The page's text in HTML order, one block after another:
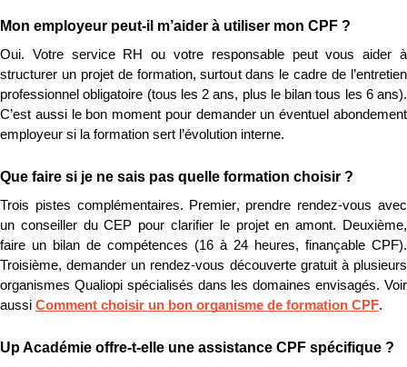
Mon employeur peut-il m’aider à utiliser mon CPF ?
Oui. Votre service RH ou votre responsable peut vous aider à
structurer un projet de formation, surtout dans le cadre de l’entretien
professionnel obligatoire (tous les 2 ans, plus le bilan tous les 6 ans).
C’est aussi le bon moment pour demander un éventuel abondement
employeur si la formation sert l’évolution interne.
Que faire si je ne sais pas quelle formation choisir ?
Trois pistes complémentaires. Premier, prendre rendez-vous avec
un conseiller du CEP pour clarifier le projet en amont. Deuxième,
faire un bilan de compétences (16 à 24 heures, finançable CPF).
Troisième, demander un rendez-vous découverte gratuit à plusieurs
organismes Qualiopi spécialisés dans les domaines envisagés. Voir
aussi Comment choisir un bon organisme de formation CPF.
Up Académie offre-t-elle une assistance CPF spécifique ?